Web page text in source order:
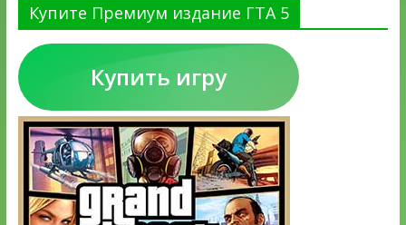
Купите Премиум издание ГТА 5
Купить игру